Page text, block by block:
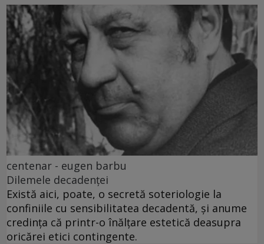
centenar - eugen barbu
Dilemele decadenței
Există aici, poate, o secretă soteriologie la
confiniile cu sensibilitatea decadentă, și anume
credința că printr-o înălțare estetică deasupra
oricărei etici contingente.